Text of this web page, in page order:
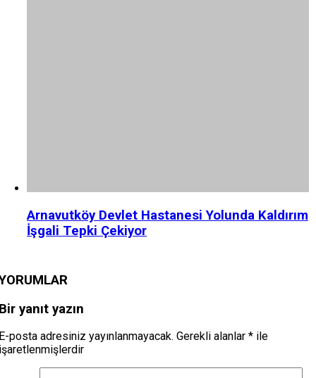
Arnavutköy Devlet Hastanesi Yolunda Kaldırım
İşgali Tepki Çekiyor
yanıt yazın
posta adresiniz yayınlanmayacak. Gerekli alanlar * ile